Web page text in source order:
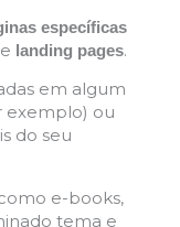
específicas
landing pages.
em algum
exemplo) ou
do seu
e-books,
tema e